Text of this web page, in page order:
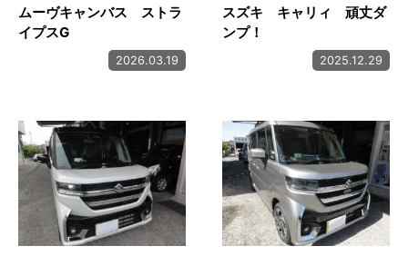
ムーヴキャンバス ストラ
イプスG
2026.03.19
スズキ キャリィ 頑丈ダ
ンプ！
2025.12.29